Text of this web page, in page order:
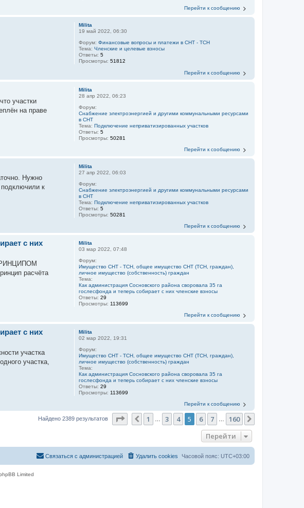
Перейти к сообщению
Milita
19 май 2022, 06:30
Форум:Финансовые вопросы и платежи в СНТ - ТСН
Тема:Членские и целевые взносы
Ответы:5
Просмотры:51812
Перейти к сообщению
Milita
28 апр 2022, 06:23
Форум:
Снабжение электроэнергией и другими коммунальными ресурсами
в СНТ
Тема:Подключение неприватизированных участков
Ответы:5
Просмотры:50281
участки
на праве
Перейти к сообщению
Milita
27 апр 2022, 06:03
Форум:
Снабжение электроэнергией и другими коммунальными ресурсами
в СНТ
Тема:Подключение неприватизированных участков
Ответы:5
Просмотры:50281
Нужно
к
Перейти к сообщению
Milita
03 мар 2022, 07:48
Форум:
Имущество СНТ - ТСН, общее имущество СНТ (ТСН, граждан),
личное имущество (собственность) граждан
Тема:
Как администрация Сосновского района своровала 35 га
гослесфонда и теперь собирает с них членские взносы
Ответы:29
Просмотры: 113699
с них
расчёта
Перейти к сообщению
Milita
02 мар 2022, 19:31
Форум:
Имущество СНТ - ТСН, общее имущество СНТ (ТСН, граждан),
личное имущество (собственность) граждан
Тема:
Как администрация Сосновского района своровала 35 га
гослесфонда и теперь собирает с них членские взносы
Ответы:29
Просмотры: 113699
с них
участка
участка,
Перейти к сообщению
Найдено 2389 результатов Страница из 160
Пред.
1 3 4 5 6 7 160
Перейти
Часовой пояс: UTC+03:00
Удалить cookies
Связаться с администрацией
Limited